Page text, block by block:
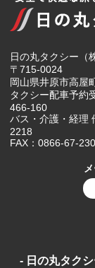
日の丸タクシー（
〒715-0024
岡山県井原市高屋
タクシー配車予約
466-160
バス・介護・経理
2218
FAX：0866-67-
日の丸タク